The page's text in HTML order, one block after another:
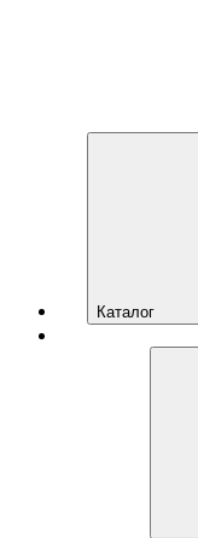
Каталог